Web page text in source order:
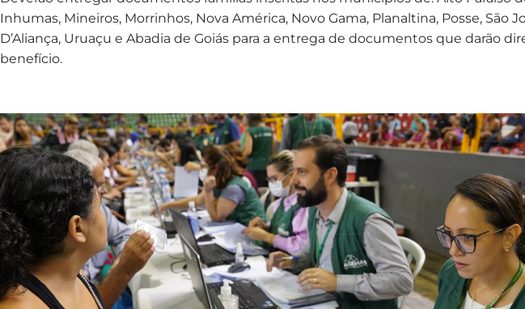
Inhumas, Mineiros, Morrinhos, Nova América, Novo Gama, Planaltina, Posse, São
D’Aliança, Uruaçu e Abadia de Goiás para a entrega de documentos que darão
benefício.